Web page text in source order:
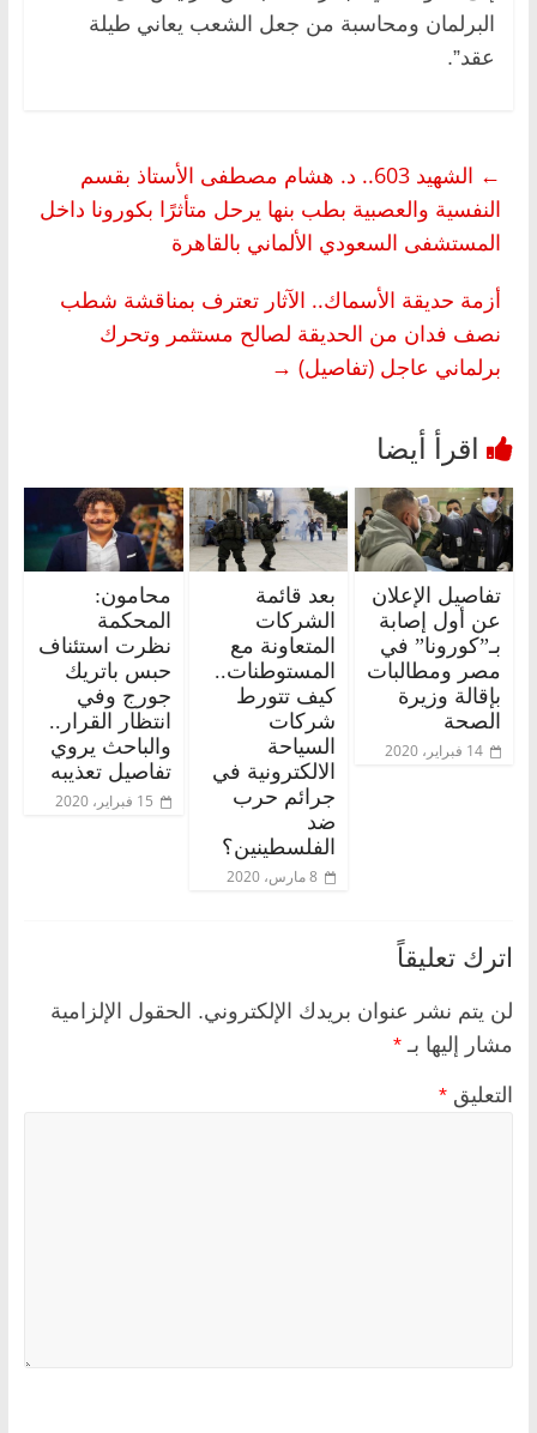
البرلمان ومحاسبة من جعل الشعب يعاني طيلة
عقد”.
←
الشهيد 603.. د. هشام مصطفى الأستاذ بقسم
النفسية والعصبية بطب بنها يرحل متأثرًا بكورونا داخل
المستشفى السعودي الألماني بالقاهرة
أزمة حديقة الأسماك.. الآثار تعترف بمناقشة شطب
نصف فدان من الحديقة لصالح مستثمر وتحرك
برلماني عاجل (تفاصيل) →
تفاصيل الإعلان
عن أول إصابة
بـ”كورونا” في
مصر ومطالبات
بإقالة وزيرة
الصحة
14 فبراير، 2020
بعد قائمة
الشركات
المتعاونة مع
المستوطنات..
كيف تتورط
شركات
السياحة
الالكترونية في
جرائم حرب
ضد
الفلسطينين؟
8 مارس، 2020
محامون:
المحكمة
نظرت استئناف
حبس باتريك
جورج وفي
انتظار القرار..
والباحث يروي
تفاصيل تعذيبه
15 فبراير، 2020
اترك تعليقاً
لن يتم نشر عنوان بريدك الإلكتروني. الحقول الإلزامية
مشار إليها بـ *
التعليق *